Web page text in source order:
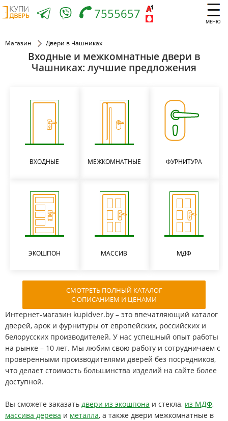
МЕНЮ
7555657
Магазин Двери в Чашниках
Входные и межкомнатные двери в
Чашниках: лучшие предложения
ВХОДНЫЕ МЕЖКОМНАТНЫЕ ФУРНИТУРА
ЭКОШПОН МАССИВ МДФ
СМОТРЕТЬ ПОЛНЫЙ КАТАЛОГ
С ОПИСАНИЕМ И ЦЕНАМИ
Интернет-магазин kupidver.by – это впечатляющий каталог
дверей, арок и фурнитуры от европейских, российских и
белорусских производителей. У нас успешный опыт работы
на рынке – 10 лет. Мы любим свою работу и сотрудничаем с
проверенными производителями дверей без посредников,
что делает стоимость большинства изделий на сайте более
доступной.
Вы сможете заказать двери из экошпона и стекла, из МДФ,
массива дерева и металла, а также двери межкомнатные в